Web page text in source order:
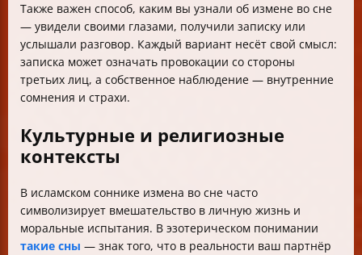
Также важен способ, каким вы узнали об измене во сне
— увидели своими глазами, получили записку или
услышали разговор. Каждый вариант несёт свой смысл:
записка может означать провокации со стороны
третьих лиц, а собственное наблюдение — внутренние
сомнения и страхи.
Культурные и религиозные
контексты
В исламском соннике измена во сне часто
символизирует вмешательство в личную жизнь и
моральные испытания. В эзотерическом понимании
такие сны — знак того, что в реальности ваш партнёр